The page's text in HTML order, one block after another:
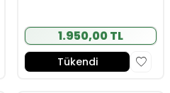
1.950,00 TL
Tükendi